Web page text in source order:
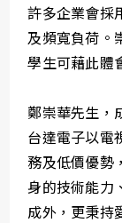
許多企業會採
及頻寬負荷。
學生可藉此體
鄭崇華先生，
台達電子以電
務及低價優勢
身的技術能力
成外，更秉持